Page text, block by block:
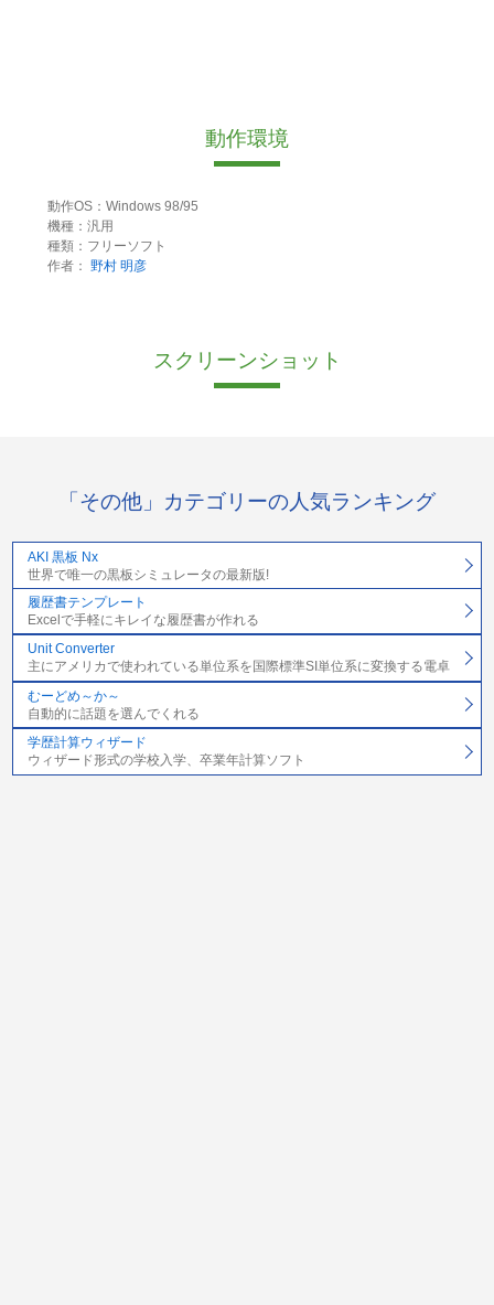
動作環境
動作OS：Windows 98/95
機種：汎用
種類：フリーソフト
作者： 野村 明彦
スクリーンショット
「その他」カテゴリーの人気ランキング
AKI 黒板 Nx
世界で唯一の黒板シミュレータの最新版!
履歴書テンプレート
Excelで手軽にキレイな履歴書が作れる
Unit Converter
主にアメリカで使われている単位系を国際標準SI単位系に変換する電卓
むーどめ～か～
自動的に話題を選んでくれる
学歴計算ウィザード
ウィザード形式の学校入学、卒業年計算ソフト